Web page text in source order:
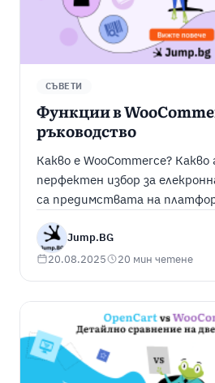
СЪВЕТИ
Функции в
ръководство
Какво е WooCommerce? Какво
перфектен избор за
са предимствата на
Jump.BG
20.08.2025 20 мин четене